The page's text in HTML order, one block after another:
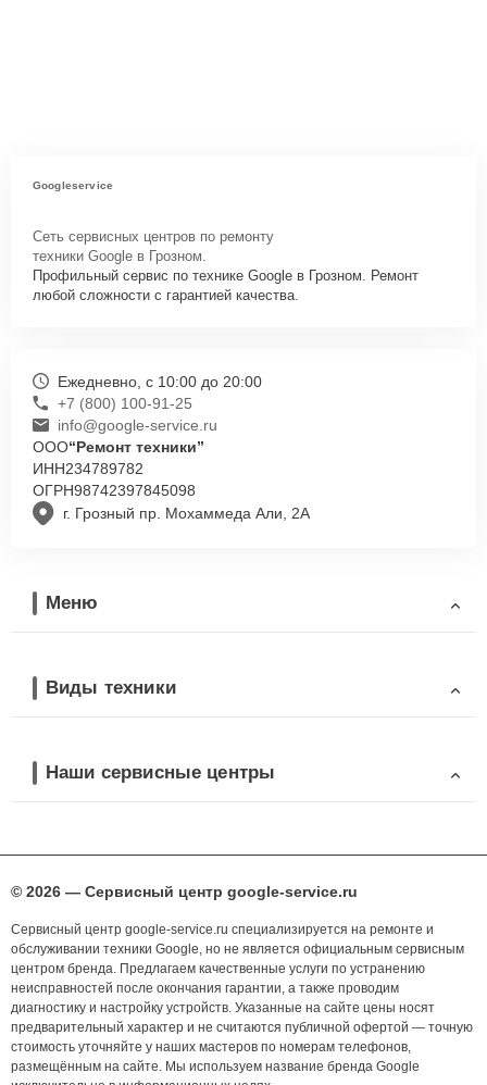
Googleservice
Сеть сервисных центров по ремонту
техники Google в Грозном.
Профильный сервис по технике Google в Грозном. Ремонт
любой сложности с гарантией качества.
г. Грозный пр. Мохаммеда Али, 2А
Ежедневно, с 10:00 до 20:00
+7 (800) 100-91-25
info@google-service.ru
ООО“Ремонт техники”
ИНН234789782
ОГРН98742397845098
Меню
Виды техники
Наши сервисные центры
© 2026 — Сервисный центр google-service.ru
Сервисный центр google-service.ru специализируется на ремонте и
обслуживании техники Google, но не является официальным сервисным
центром бренда. Предлагаем качественные услуги по устранению
неисправностей после окончания гарантии, а также проводим
диагностику и настройку устройств. Указанные на сайте цены носят
предварительный характер и не считаются публичной офертой — точную
стоимость уточняйте у наших мастеров по номерам телефонов,
размещённым на сайте. Мы используем название бренда Google